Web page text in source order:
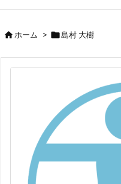
ホーム > 島村 大樹